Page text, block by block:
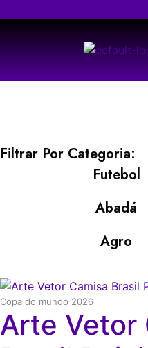
Filtrar Por Categoria:
Futebol
Abadá
Agro
Copa do mundo 2026
Arte Vetor